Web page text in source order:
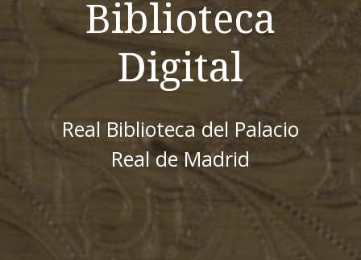
Biblioteca
Digital
Real Biblioteca del Palacio
Real de Madrid